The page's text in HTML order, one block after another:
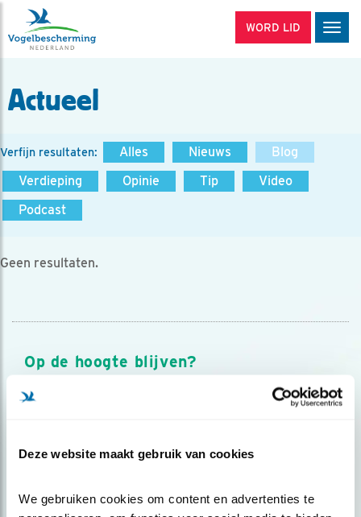
Deze website maakt gebruik van cookies
We gebruiken cookies om content en advertenties te
WORD LID
Actueel
Verfijn resultaten: Alles Nieuws
Blog
Verdieping
Opinie Tip
Video
Podcast
Geen resultaten.
Op de hoogte blijven?
Meld je aan en ontvang nieuws, inspiratie, acties en tips
over vogels en activiteiten van Vogelbescherming.